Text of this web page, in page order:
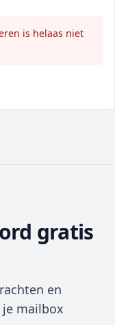
is helaas niet
gratis
en
mailbox